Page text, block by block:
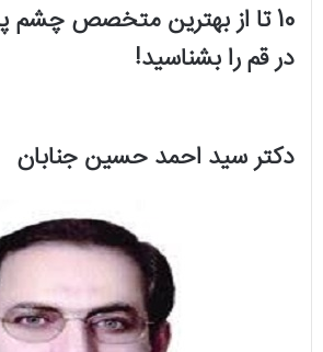
10 تا از بهترین متخصص چشم
در قم را بشناسید!
دکتر سید احمد حسین جنابان